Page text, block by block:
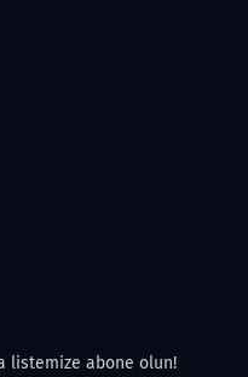
listemize abone olun!